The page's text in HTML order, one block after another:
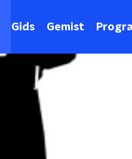
Gids Gemist